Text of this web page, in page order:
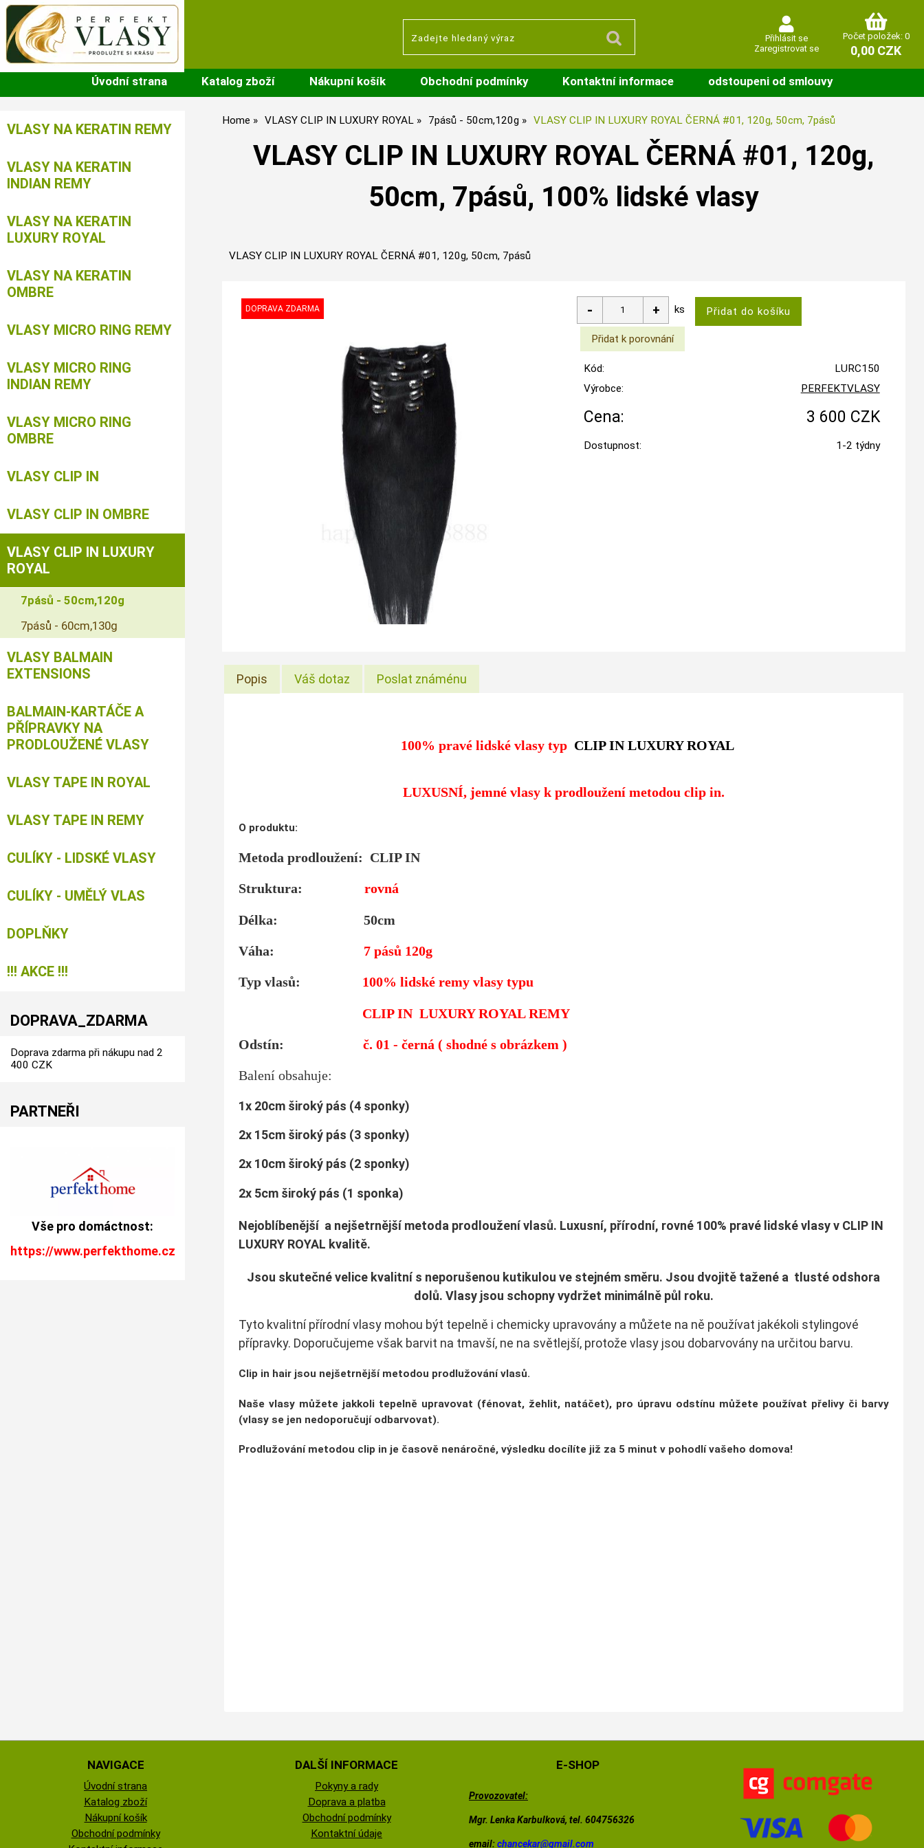
Počet položek: 0
0,00 CZK
Přihlásit se
Zaregistrovat se
Úvodní strana Katalog zboží Nákupní košík Obchodní podmínky Kontaktní informace odstoupeni od smlouvy
Home VLASY CLIP IN LUXURY ROYAL 7pásů - 50cm,120g VLASY CLIP IN LUXURY ROYAL ČERNÁ #01, 120g, 50cm, 7pásů
VLASY CLIP IN LUXURY ROYAL ČERNÁ #01, 120g,
50cm, 7pásů, 100% lidské vlasy
VLASY CLIP IN LUXURY ROYAL ČERNÁ #01, 120g, 50cm, 7pásů
ks
Kód:
LURC150
Výrobce:
PERFEKTVLASY
Cena: 3 600 CZK
Dostupnost: 1-2 týdny
Popis Váš dotaz Poslat známénu
100% pravé lidské vlasy typ CLIP INLUXURY ROYAL
LUXUSNÍ, jemné vlasy k prodloužení metodou clip in.
O produktu:
Metoda prodloužení: CLIP IN
Struktura:rovná
Délka: 50cm
Váha: 7 pásů 120g
Typ vlasů: 100% lidské remy vlasy typu
CLIP IN LUXURY ROYAL REMY
Odstín: č. 01 - černá( shodné s obrázkem )
Balení obsahuje:
1x 20cm široký pás (4 sponky)
2x 15cm široký pás (3 sponky)
2x 10cm široký pás (2 sponky)
2x 5cm široký pás (1 sponka)
Nejoblíbenější a nejšetrnější metoda prodloužení vlasů. Luxusní, přírodní, rovné 100% pravé lidské vlasy v CLIP IN
LUXURY ROYAL kvalitě.
Jsou skutečné velice kvalitní s neporušenou kutikulou ve stejném směru. Jsou dvojitě tažené a tlusté odshora
dolů. Vlasy jsou schopny vydržet minimálně půl roku.
Tyto kvalitní přírodní vlasy mohou být tepelně i chemicky upravovány a můžete na ně používat jakékoli stylingové
přípravky. Doporučujeme však barvit na tmavší, ne na světlejší, protože vlasy jsou dobarvovány na určitou barvu.
Clip in hair jsou nejšetrnější metodou prodlužování vlasů.
Naše vlasy můžete jakkoli tepelně upravovat (fénovat, žehlit, natáčet), pro úpravu odstínu můžete používat přelivy či barvy
(vlasy se jen nedoporučují odbarvovat).
Prodlužování metodou clip in je časově nenáročné, výsledku docílíte již za 5 minut v pohodlí vašeho domova!
VLASY NA KERATIN REMY
VLASY NA KERATIN
INDIAN REMY
VLASY NA KERATIN
LUXURY ROYAL
VLASY NA KERATIN
OMBRE
VLASY MICRO RING REMY
VLASY MICRO RING
INDIAN REMY
VLASY MICRO RING
OMBRE
VLASY CLIP IN
VLASY CLIP IN OMBRE
VLASY CLIP IN LUXURY
ROYAL
7pásů - 50cm,120g
7pásů - 60cm,130g
VLASY BALMAIN
EXTENSIONS
BALMAIN-KARTÁČE A
PŘÍPRAVKY NA
PRODLOUŽENÉ VLASY
VLASY TAPE IN ROYAL
VLASY TAPE IN REMY
CULÍKY - LIDSKÉ VLASY
CULÍKY - UMĚLÝ VLAS
DOPLŇKY
!!! AKCE !!!
DOPRAVA_ZDARMA
Doprava zdarma při nákupu nad 2
400 CZK
PARTNEŘI
Vše pro domáctnost:
https://www.perfekthome.cz
NAVIGACE
Úvodní strana
Katalog zboží
Nákupní košík
Obchodní podmínky
DALŠÍ INFORMACE
Pokyny a rady
Doprava a platba
Obchodní podmínky
Kontaktní údaje
E-SHOP
Provozovatel:
Mgr. Lenka Karbulková, tel. 604756326
email:chancekar@gmail.com